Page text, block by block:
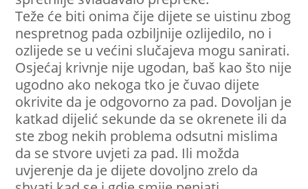
Teže će biti onima čije dijete se uistinu zbog
nespretnog pada ozbiljnije ozlijedilo, no i
ozlijede se u većini slučajeva mogu sanirati.
Osjećaj krivnje nije ugodan, baš kao što nije
ugodno ako nekoga tko je čuvao dijete
okrivite da je odgovorno za pad. Dovoljan je
katkad dijelić sekunde da se okrenete ili da
ste zbog nekih problema odsutni mislima
da se stvore uvjeti za pad. Ili možda
uvjerenje da je dijete dovoljno zrelo da